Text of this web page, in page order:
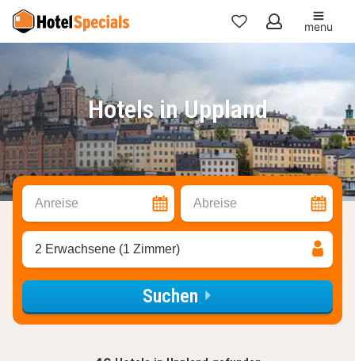
Meine
menu
Hotels in Uppland
Anreise Abreise
2 Erwachsene (1 Zimmer)
Suchen